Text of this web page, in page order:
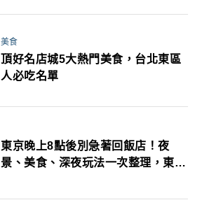
美食
頂好名店城5大熱門美食，台北東區
人必吃名單
東京晚上8點後別急著回飯店！夜
景、美食、深夜玩法一次整理，東京